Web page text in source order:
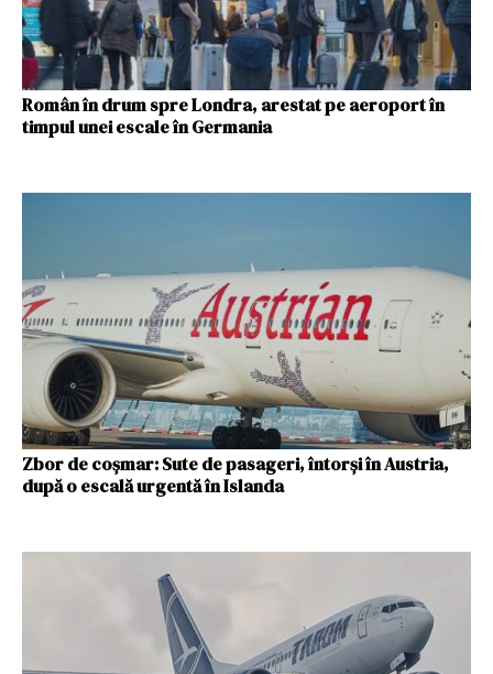
Român în drum spre Londra, arestat pe aeroport în
timpul unei escale în Germania
Zbor de coșmar: Sute de pasageri, întorși în Austria,
după o escală urgentă în Islanda